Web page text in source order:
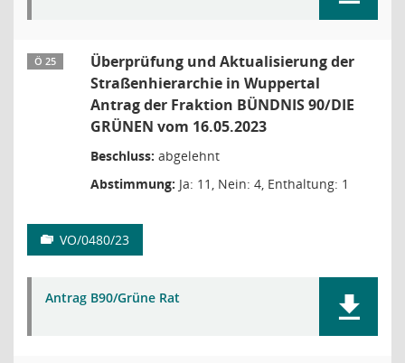
Ö 25
Überprüfung und Aktualisierung der
Straßenhierarchie in Wuppertal
Antrag der Fraktion BÜNDNIS 90/DIE
GRÜNEN vom 16.05.2023
Beschluss: abgelehnt
Abstimmung: Ja: 11, Nein: 4, Enthaltung: 1
VO/0480/23
Antrag B90/Grüne Rat